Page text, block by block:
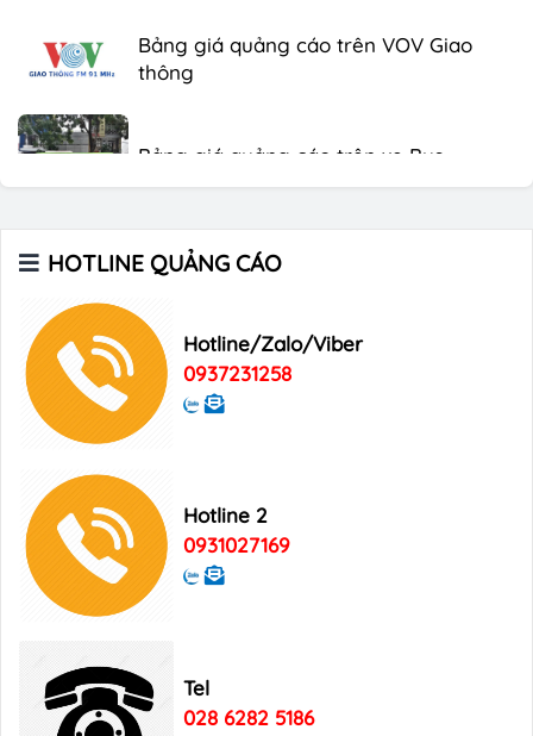
Bảng giá quảng cáo trên VOV Giao
thông
Bảng giá quảng cáo trên xe Bus
Bảng giá quảng cáo tạp chí Heritage
Bảng giá quảng cáo Tạp chí Xin Chào
Bảng giá quảng cáo Good Morning
Vietnam
HOTLINE QUẢNG CÁO
Hotline/Zalo/Viber
0937231258
Hotline 2
0931027169
Tel
028 6282 5186